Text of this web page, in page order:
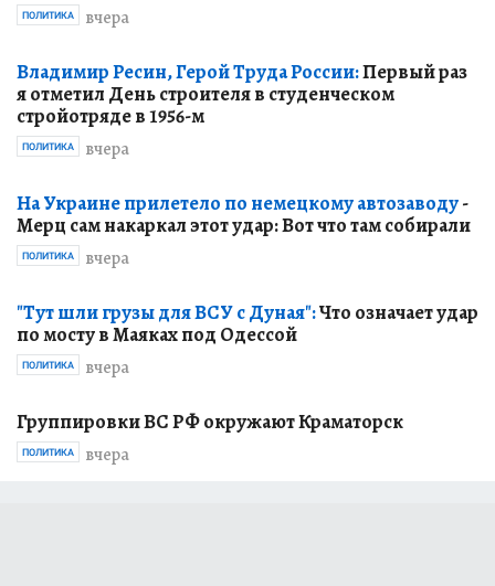
вчера
ПОЛИТИКА
Владимир Ресин, Герой Труда России:Первый раз
я отметил День строителя в студенческом
стройотряде в 1956-м
вчера
ПОЛИТИКА
На Украине прилетело по немецкому автозаводу-
Мерц сам накаркал этот удар: Вот что там собирали
вчера
ПОЛИТИКА
"Тут шли грузы для ВСУ с Дуная":Что означает удар
по мосту в Маяках под Одессой
вчера
ПОЛИТИКА
Группировки ВС РФ окружают Краматорск
вчера
ПОЛИТИКА